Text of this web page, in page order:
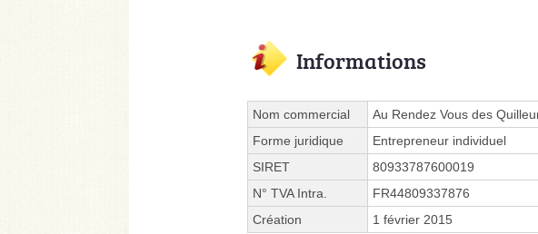
Informations
Nom commercial
Au Rendez Vous des
Forme juridique
Entrepreneur individuel
SIRET
80933787600019
N° TVA Intra.
FR44809337876
Création
1 février 2015